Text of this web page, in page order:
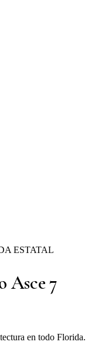
ESTATAL
Asce 7
en todo Florida.